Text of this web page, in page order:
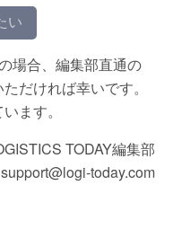
い
場合、編集部直通の
だければ幸いです。
ます。
TODAY編集部
today.com